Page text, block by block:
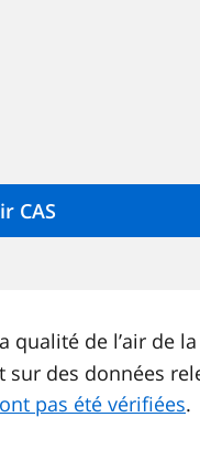
qualité de l’air de la
sur des données
pas été vérifiées.